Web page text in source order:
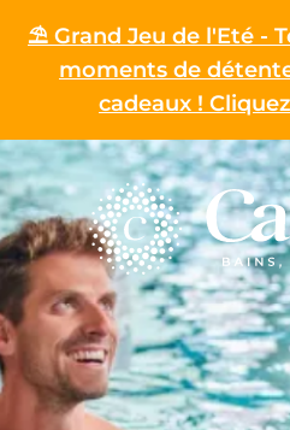
⛱️ Grand Jeu de l'Eté -
moments de
cadeaux !